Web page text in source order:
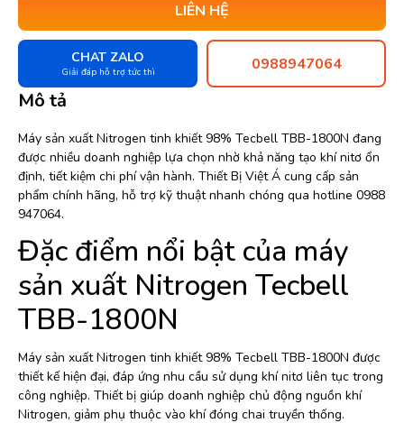
LIÊN HỆ
CHAT ZALO
Giải đáp hỗ trợ tức thì 0988947064
Mô tả
Máy sản xuất Nitrogen tinh khiết 98% Tecbell TBB-1800N đang
được nhiều doanh nghiệp lựa chọn nhờ khả năng tạo khí nitơ ổn
định, tiết kiệm chi phí vận hành. Thiết Bị Việt Á cung cấp sản
phẩm chính hãng, hỗ trợ kỹ thuật nhanh chóng qua hotline 0988
947064.
Đặc điểm nổi bật của máy
sản xuất Nitrogen Tecbell
TBB-1800N
Máy sản xuất Nitrogen tinh khiết 98% Tecbell TBB-1800N được
thiết kế hiện đại, đáp ứng nhu cầu sử dụng khí nitơ liên tục trong
công nghiệp. Thiết bị giúp doanh nghiệp chủ động nguồn khí
Nitrogen, giảm phụ thuộc vào khí đóng chai truyền thống.